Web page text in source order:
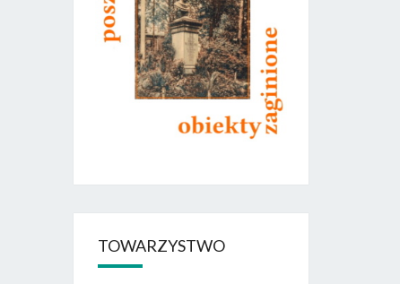
TOWARZYSTWO